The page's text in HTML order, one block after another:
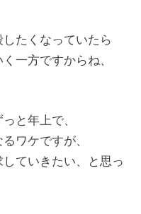
たくなっていたら
一方ですからね、
と年上で、
ワケですが、
ていきたい、と思っ